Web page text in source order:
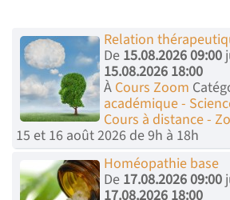
Relation
De 15.08.2026 09:00
15.08.2026 18:00
À Cours Zoom
académique -
Cours à distance -
15 et 16 août 2026 de 9h à 18h
Homéopathie base
De 17.08.2026 09:00
17.08.2026 18:00